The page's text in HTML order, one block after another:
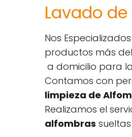
Lavado
Nos
productos más
a domicilio para
Contamos con
limpieza de
Realizamos el
alfombras sueltas